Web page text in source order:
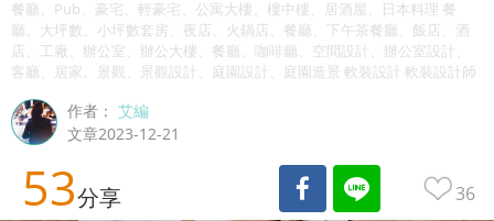
餐廳、Pub、豪宅、輕豪宅、公寓大樓、樓中樓、居酒屋、日本料理 餐
廳、大坪數、小坪數套房、夜店、火鍋店、餐廳、下午茶餐廳、飯店、酒
店、工廠、辦公室、辦公大樓、餐廳、咖啡廳、空間設計、辦公室設計、
客廳、居家。景觀、景觀設計、庭園設計、庭園造景 軟裝設計 軟裝設計師
作者：艾編
文章2023-12-21
53分享 36